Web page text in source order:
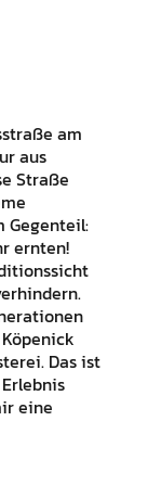
am
aus
Straße
Gegenteil:
ernten!
Das ist
eine